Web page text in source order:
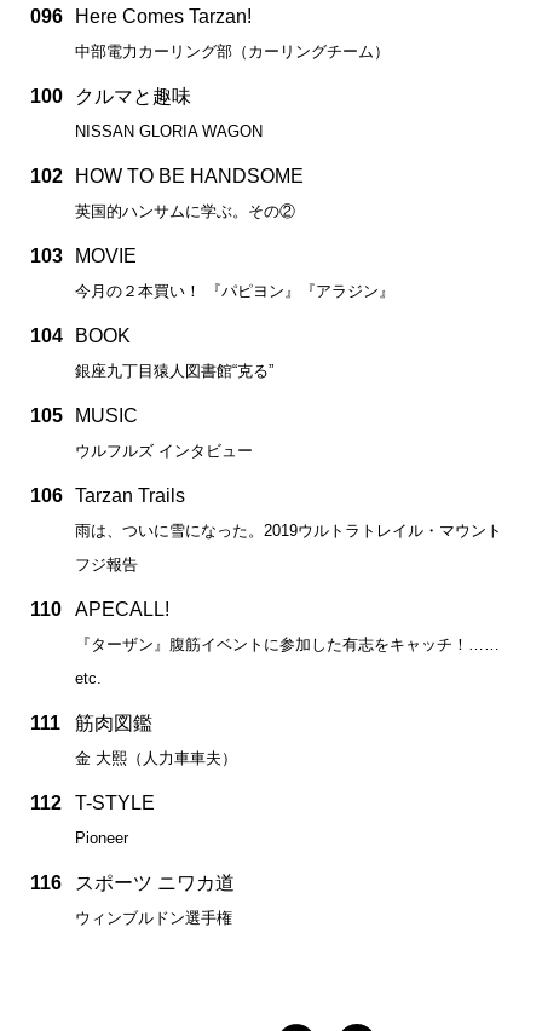
096 Here Comes Tarzan!
中部電力カーリング部（カーリングチーム）
100 クルマと趣味
NISSAN GLORIA WAGON
102 HOW TO BE HANDSOME
英国的ハンサムに学ぶ。その②
103 MOVIE
今月の２本買い！ 『パピヨン』『アラジン』
104 BOOK
銀座九丁目猿人図書館“克る”
105 MUSIC
ウルフルズ インタビュー
106 Tarzan Trails
雨は、ついに雪になった。2019ウルトラトレイル・マウント
フジ報告
110 APECALL!
『ターザン』腹筋イベントに参加した有志をキャッチ！……
etc.
111 筋肉図鑑
金 大熙（人力車車夫）
112 T-STYLE
Pioneer
116 スポーツ ニワカ道
ウィンブルドン選手権